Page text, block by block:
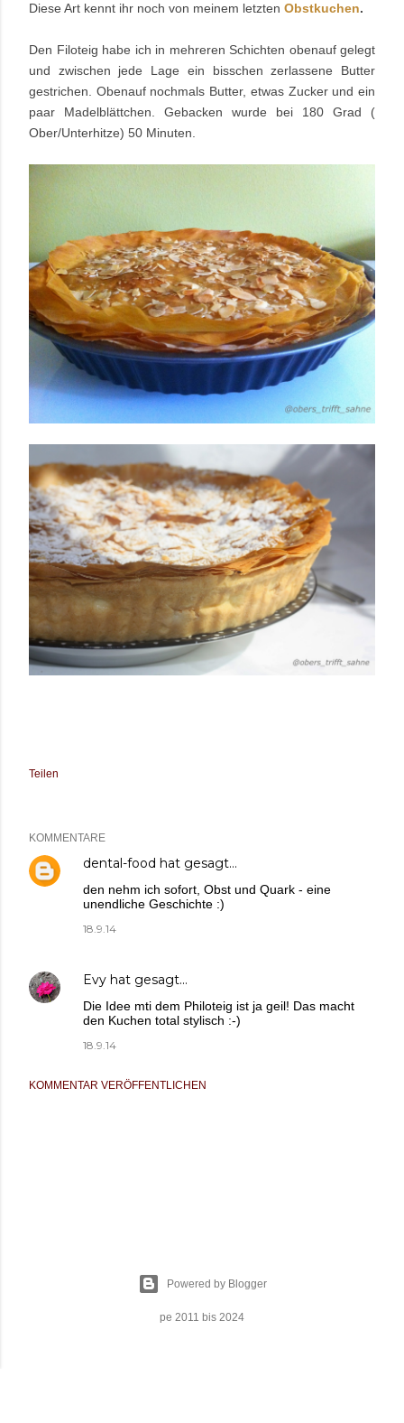
Diese Art kennt ihr noch von meinem letzten Obstkuchen.
Den Filoteig habe ich in mehreren Schichten obenauf gelegt
und zwischen jede Lage ein bisschen zerlassene Butter
gestrichen. Obenauf nochmals Butter, etwas Zucker und ein
paar Madelblättchen. Gebacken wurde bei 180 Grad (
Ober/Unterhitze) 50 Minuten.
Teilen
KOMMENTARE
dental-food hat gesagt…
den nehm ich sofort, Obst und Quark - eine
unendliche Geschichte :)
18.9.14
Evy hat gesagt…
Die Idee mti dem Philoteig ist ja geil! Das macht
den Kuchen total stylisch :-)
18.9.14
KOMMENTAR VERÖFFENTLICHEN
Powered by Blogger
pe 2011 bis 2024